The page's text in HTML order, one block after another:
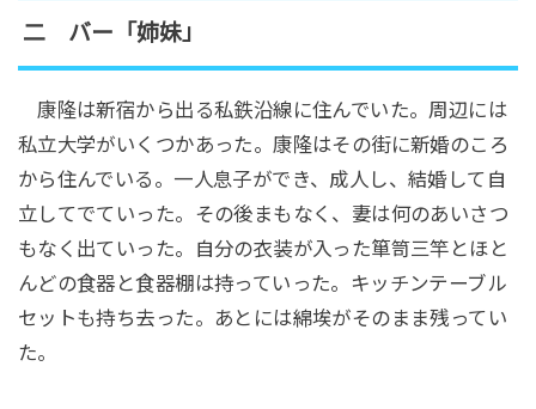
二 バー「姉妹」
康隆は新宿から出る私鉄沿線に住んでいた。周辺には
私立大学がいくつかあった。康隆はその街に新婚のころ
から住んでいる。一人息子ができ、成人し、結婚して自
立してでていった。その後まもなく、妻は何のあいさつ
もなく出ていった。自分の衣装が入った箪笥三竿とほと
んどの食器と食器棚は持っていった。キッチンテーブル
セットも持ち去った。あとには綿埃がそのまま残ってい
た。